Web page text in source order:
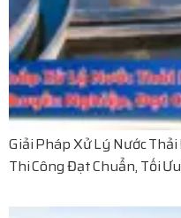
Giải Pháp Xử Lý Nước
Thi Công Đạt Chuẩn, Tối